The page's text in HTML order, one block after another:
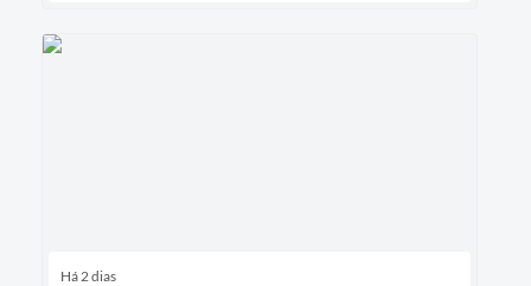
Há 2 dias